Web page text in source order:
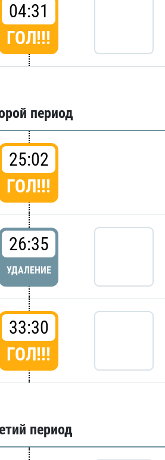
04:31
ГОЛ!!!
период
25:02
ГОЛ!!!
26:35
УДАЛЕНИЕ
33:30
ГОЛ!!!
период